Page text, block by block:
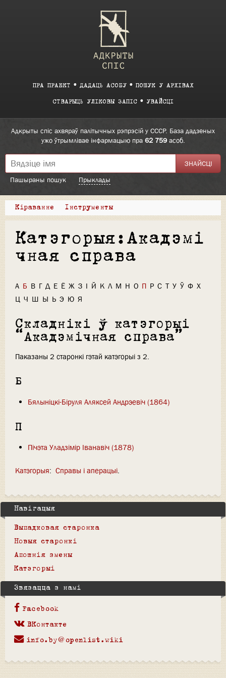
ПРА ПРАЕКТ ДАДАЦЬ АСОБУ ПОШУК У АРХІВАХ
СТВАРЫЦЬ УЛІКОВЫ ЗАПІС УВАЙСЦІ
Адкрыты спіс ахвяраў палітычных рэпрэсій у СССР. База дадзеных
ужо ўтрымлівае інфармацыю пра 62 759асоб.
Пашыраны пошук Прыклады
Кіраванне Інструменты
Катэгорыя:Акадэмі
чная справа
А Б В Г Д Е Ё Ж З І Й К Л М Н О П Р С Т У Ў Ф Х
Ц Ч Ш Ы Ь Э Ю Я
Складнікі ў катэгорыі
“Акадэмічная справа”
Паказаны 2 старонкі гэтай катэгорыі з 2.
Б
Бялыніцкі-Біруля Аляксей Андрэевіч (1864)
П
Пічэта Уладзімір Іванавіч (1878)
Катэгорыя: Справы і аперацыі
Навігацыя
Выпадковая старонка
Новыя старонкі
Апошнія змены
Катэгорыі
Звязацца з намі
Facebook
ВКонтакте
info.by@openlist.wiki